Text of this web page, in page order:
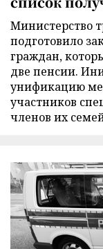
Министерство
подготовило
граждан,
две пенсии.
унификацию
участников
членов их